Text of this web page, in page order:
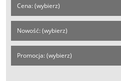
Cena: (wybierz)
Nowość: (wybierz)
Promocja: (wybierz)